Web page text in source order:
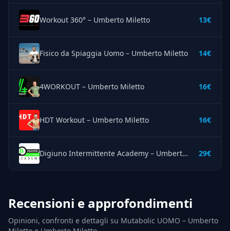
Workout 360° – Umberto Miletto 13€
Fisico da Spiaggia Uomo – Umberto Miletto 14€
4WORKOUT – Umberto Miletto 16€
HDT Workout – Umberto Miletto 16€
Digiuno Intermittente Academy – Umberto Miletto 29€
Recensioni e approfondimenti
Opinioni, confronti e dettagli su Mutabolic UOMO – Umberto